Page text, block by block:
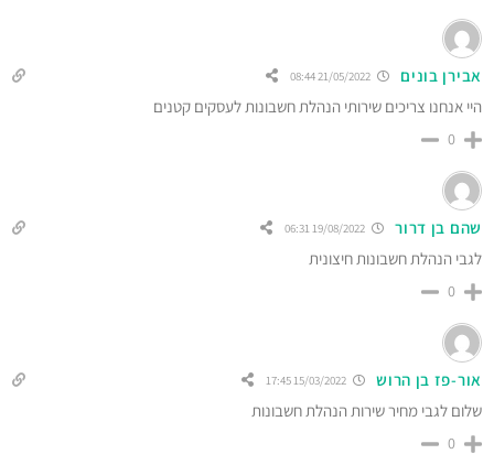
אבירן בונים
היי אנחנו צריכים שירותי הנהלת חשבונות לעסקים קטנים
0
שהם בן דרור
לגבי הנהלת חשבונות חיצונית
0
אור-פז בן הרוש
שלום לגבי מחיר שירות הנהלת חשבונות
0